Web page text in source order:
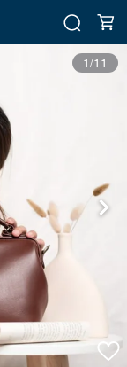
1/11